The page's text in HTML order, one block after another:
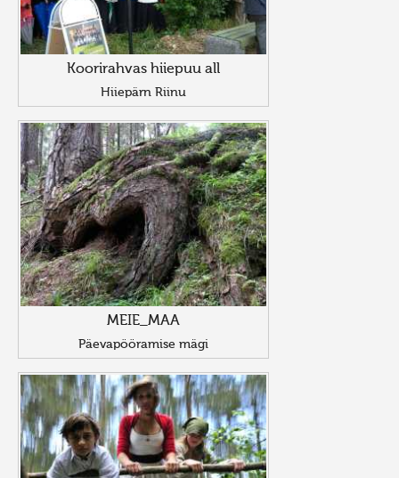
Koorirahvas hiiepuu all
Hiiepärn Riinu
MEIE_MAA
Päevapööramise mägi